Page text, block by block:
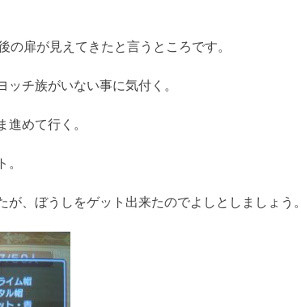
の扉が見えてきたと言うところです。
チ族がいない事に気付く。
進めて行く。
、ぼうしをゲット出来たのでよしとしましょう。